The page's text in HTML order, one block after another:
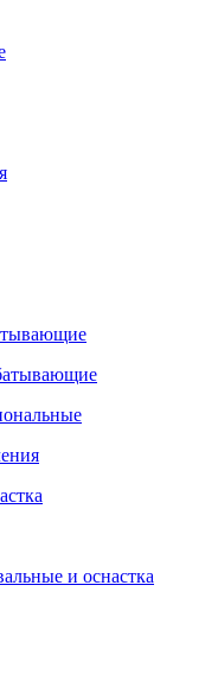
и оснастка